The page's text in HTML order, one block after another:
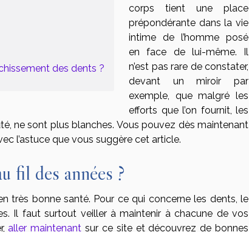
des dents ?
corps tient une place
prépondérante dans la vie
intime de l’homme posé
en face de lui-même. Il
n’est pas rare de constater,
devant un miroir par
exemple, que malgré les
efforts que l’on fournit, les
ne sont plus blanches. Vous pouvez dès maintenant
l’astuce que vous suggère cet article.
fil des années ?
très bonne santé. Pour ce qui concerne les dents, le
Il faut surtout veiller à maintenir à chacune de vos
aller maintenant sur ce site et découvrez de bonnes